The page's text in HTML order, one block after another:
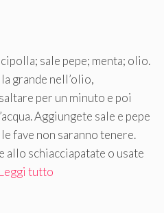
sale pepe; menta; olio.
grande nell’olio,
per un minuto e poi
Aggiungete sale e pepe
fave non saranno tenere.
allo schiacciapatate o usate
Leggi tutto